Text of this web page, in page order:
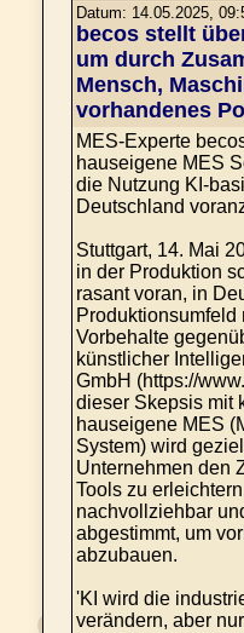
Datum: 14.05.2025,
becos stellt
um durch
Mensch,
vorhandenes
MES-Experte
hauseigene MES
die Nutzung KI-
Deutschland
Stuttgart, 14. Mai
in der Produktion
rasant voran, in
Produktionsumfeld
Vorbehalte
künstlicher
GmbH (https://
dieser Skepsis mit
hauseigene MES
System) wird
Unternehmen den
Tools zu
nachvollziehbar
abgestimmt, um
abzubauen.
'KI wird die
verändern, aber